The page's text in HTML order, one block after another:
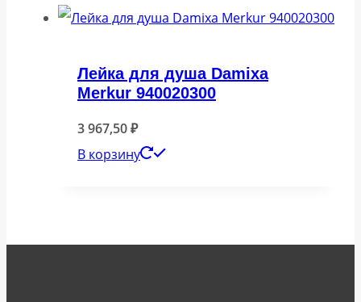
Лейка для душа Damixa
Merkur 940020300
3 967,50₽
В корзину